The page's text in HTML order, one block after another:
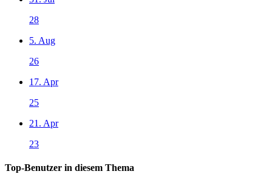
28
5. Aug
26
17. Apr
25
21. Apr
23
Top-Benutzer in diesem Thema